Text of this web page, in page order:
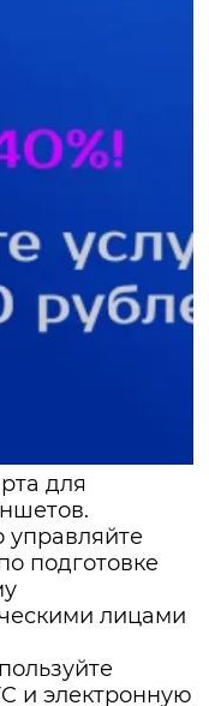
для
управляйте
подготовке
лицами
и электронную